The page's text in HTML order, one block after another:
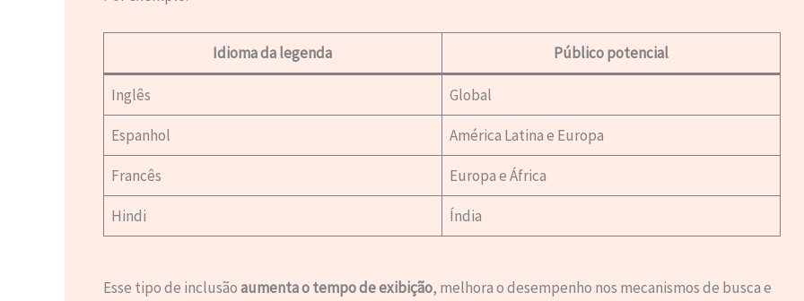
Idioma da legenda Público potencial
Inglês Global
Espanhol América Latina e Europa
Francês Europa e África
Hindi Índia
Esse tipo de inclusãoaumenta o tempo de exibição, melhora o desempenho nos mecanismos de busca e